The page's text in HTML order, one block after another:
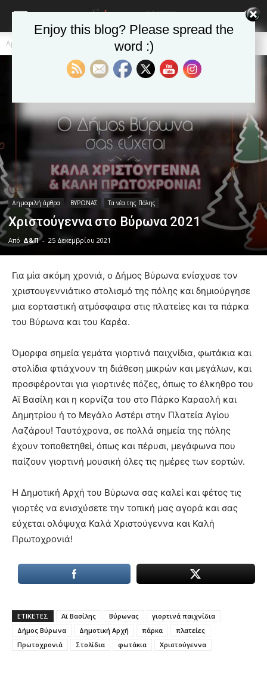
Αρχική
Δημοφιλή άρθρα ΒΥΡΩΝΑΣ Τα νέα της Πόλης
Χριστούγεννα στο Βύρωνα 2021
Από Δ&Π - 25 Δεκεμβρίου 2021
lesbians
very
cam
show.desi
brandi
teaches
you
meaning
pain.
pornhun
Για μία ακόμη χρονιά, ο Δήμος Βύρωνα ενίσχυσε τον
χριστουγεννιάτικο στολισμό της πόλης και δημιούργησε
μια εορταστική ατμόσφαιρα στις πλατείες και τα πάρκα
του Βύρωνα και του Καρέα.
Όμορφα σημεία γεμάτα γιορτινά παιχνίδια, φωτάκια και
στολίδια φτιάχνουν τη διάθεση μικρών και μεγάλων, και
προσφέρονται για γιορτινές πόζες, όπως το έλκηθρο του
Αϊ Βασίλη και η κορνίζα του στο Πάρκο Καραολή και
Δημητρίου ή το Μεγάλο Αστέρι στην Πλατεία Αγίου
Λαζάρου! Ταυτόχρονα, σε πολλά σημεία της πόλης
έχουν τοποθετηθεί, όπως και πέρυσι, μεγάφωνα που
παίζουν γιορτινή μουσική όλες τις ημέρες των εορτών.
Η Δημοτική Αρχή του Βύρωνα σας καλεί και φέτος τις
γιορτές να ενισχύσετε την τοπική μας αγορά και σας
εύχεται ολόψυχα Καλά Χριστούγεννα και Καλή
Πρωτοχρονιά!
ΕΤΙΚΕΤΕΣ Αϊ Βασίλης Βύρωνας
γιορτινά παιχνίδια
Δήμος Βύρωνα
Δημοτική Αρχή πάρκα
πλατείες
Πρωτοχρονιά
Στολίδια φωτάκια Χριστούγεννα
Enjoy this blog? Please spread the
word :)